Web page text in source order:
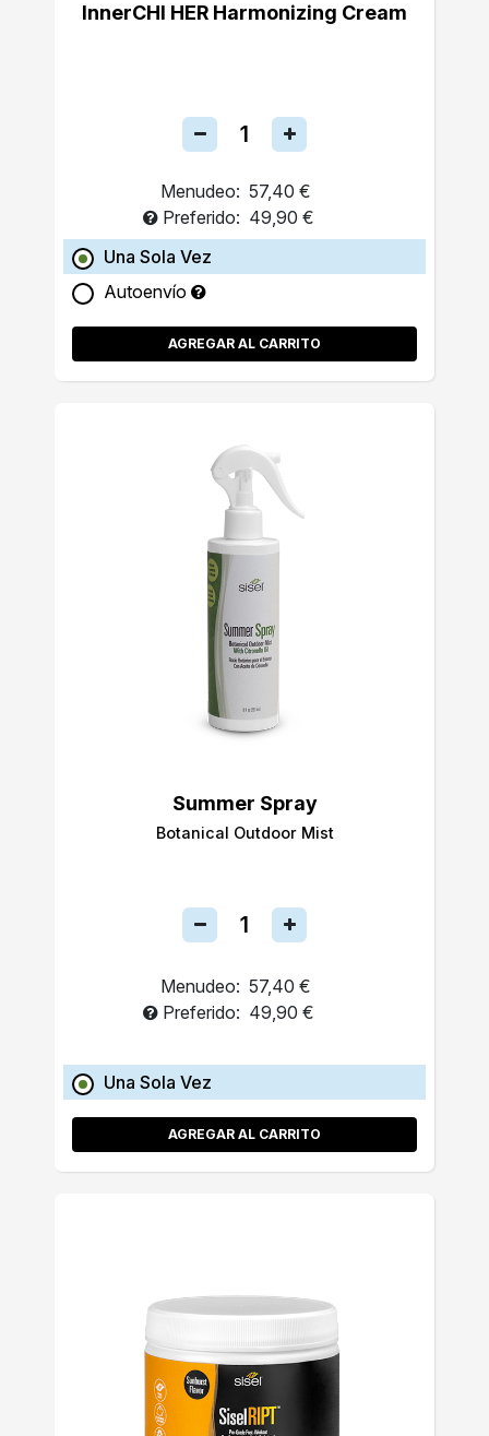
InnerCHI HER Harmonizing Cream
Menudeo: 57,40 €
Preferido: 49,90 €
Una Sola Vez
Autoenvío
AGREGAR AL CARRITO
Summer Spray
Botanical Outdoor Mist
Menudeo: 57,40 €
Preferido: 49,90 €
Una Sola Vez
AGREGAR AL CARRITO